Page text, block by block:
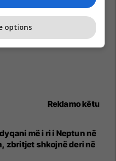
Reklamo këtu
më i ri i Neptun në
zbritjet shkojnë deri në
options